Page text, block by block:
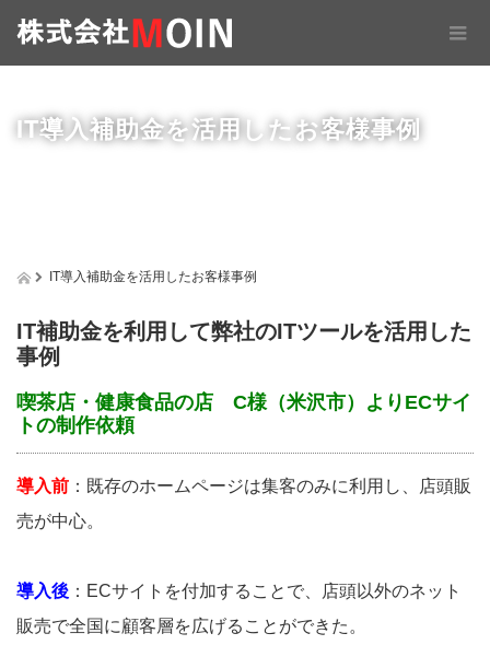
IT導入補助金を活用したお客様事例
IT導入補助金を活用したお客様事例
IT補助金を利用して弊社のITツールを活用した
事例
喫茶店・健康食品の店 C様（米沢市）よりECサイ
トの制作依頼
導入前 ：既存のホームページは集客のみに利用し、店頭販
売が中心。
導入後 ：ECサイトを付加することで、店頭以外のネット
販売で全国に顧客層を広げることができた。